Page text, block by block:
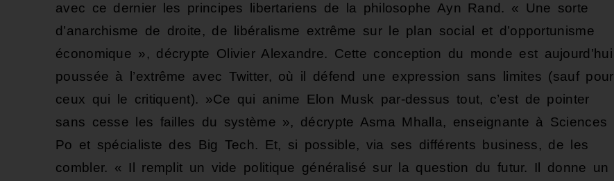
avec ce dernier les principes libertariens de la philosophe Ayn Rand. « Une sorte
d’anarchisme de droite, de libéralisme extrême sur le plan social et d’opportunisme
économique », décrypte Olivier Alexandre. Cette conception du monde est aujourd’hui
poussée à l’extrême avec Twitter, où il défend une expression sans limites (sauf pour
ceux qui le critiquent). »Ce qui anime Elon Musk par-dessus tout, c’est de pointer
sans cesse les failles du système », décrypte Asma Mhalla, enseignante à Sciences
Po et spécialiste des Big Tech. Et, si possible, via ses différents business, de les
combler. « Il remplit un vide politique généralisé sur la question du futur. Il donne un